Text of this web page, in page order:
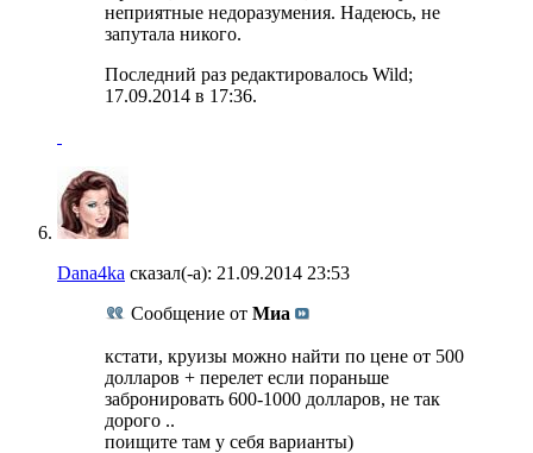
неприятные недоразумения. Надеюсь, не
запутала никого.
Последний раз редактировалось Wild;
17.09.2014 в 17:36.
Dana4ka сказал(-а): 21.09.2014 23:53
Сообщение от Миа
кстати, круизы можно найти по цене от 500
долларов + перелет если пораньше
забронировать 600-1000 долларов, не так
дорого ..
поищите там у себя варианты)